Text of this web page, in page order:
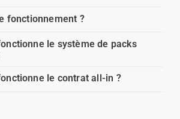
fonctionnement ?
le système de packs
le contrat all-in ?